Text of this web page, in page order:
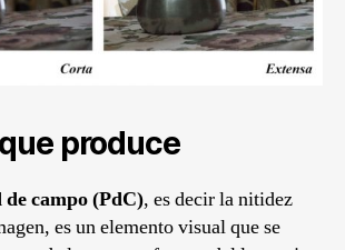
produce
campo (PdC), es decir la nitidez
es un elemento visual que se